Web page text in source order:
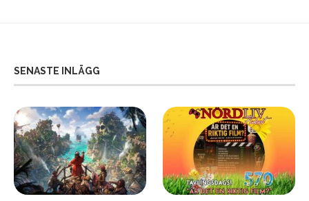
SENASTE INLÄGG